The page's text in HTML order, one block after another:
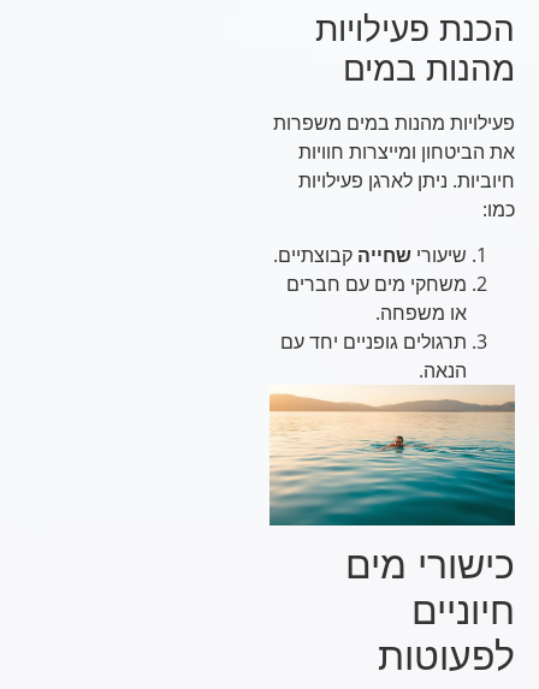
הכנת פעילויות
מהנות במים
פעילויות מהנות במים משפרות
את הביטחון ומייצרות חוויות
חיוביות. ניתן לארגן פעילויות
כמו:
שיעורישחייהקבוצתיים.
משחקי מים עם חברים
או משפחה.
תרגולים גופניים יחד עם
הנאה.
כישורי מים
חיוניים
לפעוטות